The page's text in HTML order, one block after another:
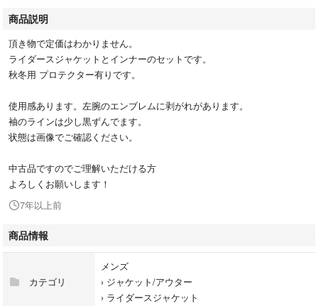
商品説明
頂き物で定価はわかりません。
ライダースジャケットとインナーのセットです。
秋冬用 プロテクター有りです。
使用感あります。左腕のエンブレムに剥がれがあります。
袖のラインは少し黒ずんでます。
状態は画像でご確認ください。
中古品ですのでご理解いただける方
よろしくお願いします！
7年以上前
商品情報
カテゴリ
メンズ
› ジャケット/アウター
› ライダースジャケット